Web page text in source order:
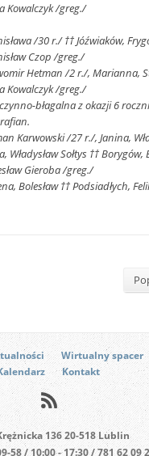
Kowalczyk /greg./
/30 r./ †† Jóźwiaków,
Czop /greg./
Hetman /2 r./, Marianna,
Kowalczyk /greg./
błagalna z okazji 6
Karwowski /27 r./, Janina,
Władysław Sołtys ††
Gieroba /greg./
Bolesław †† Podsiadłych,
Wirtualny spacer
Kontakt
136 20-518 Lublin
58 / 10:00 - 17:30 / 781 62 09